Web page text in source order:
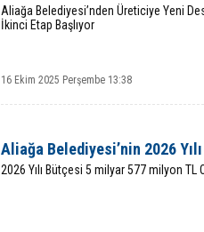
Aliağa Belediyesi’nden Üreticiye Yeni
İkinci Etap Başlıyor
16 Ekim 2025 Perşembe 13:38
Aliağa Belediyesi’nin 2026
2026 Yılı Bütçesi 5 milyar 577 milyon TL